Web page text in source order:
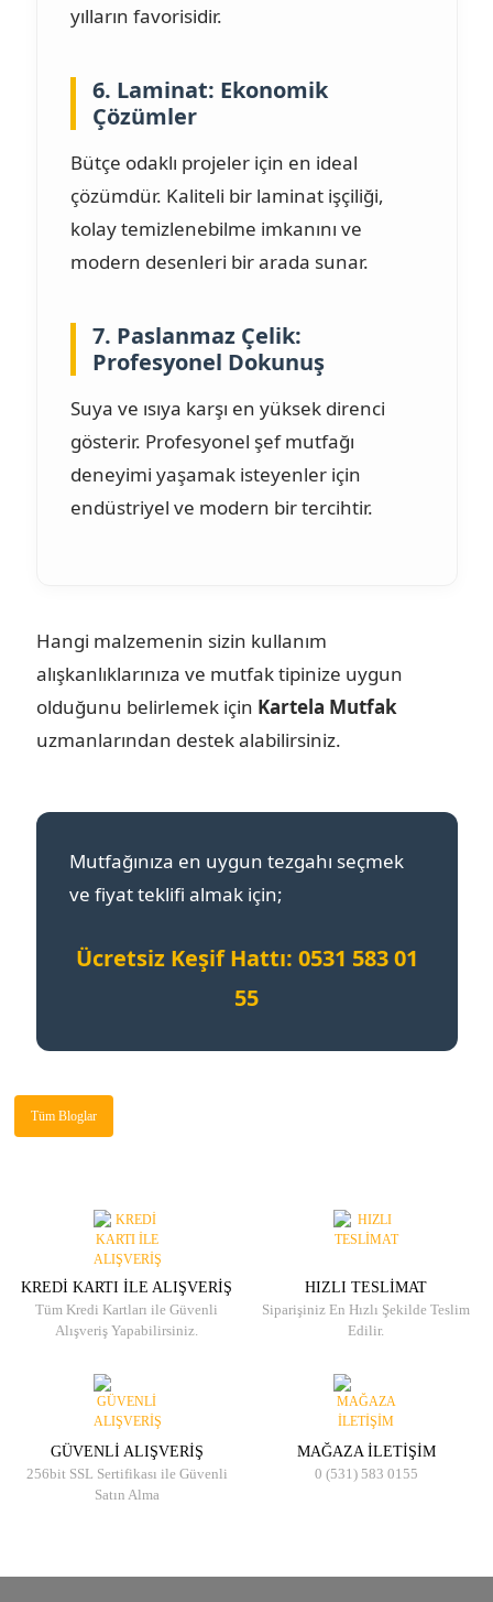
yılların favorisidir.
6. Laminat: Ekonomik
Çözümler
Bütçe odaklı projeler için en ideal
çözümdür. Kaliteli bir laminat işçiliği,
kolay temizlenebilme imkanını ve
modern desenleri bir arada sunar.
7. Paslanmaz Çelik:
Profesyonel Dokunuş
Suya ve ısıya karşı en yüksek direnci
gösterir. Profesyonel şef mutfağı
deneyimi yaşamak isteyenler için
endüstriyel ve modern bir tercihtir.
Hangi malzemenin sizin kullanım
alışkanlıklarınıza ve mutfak tipinize uygun
olduğunu belirlemek için Kartela Mutfak
uzmanlarından destek alabilirsiniz.
Mutfağınıza en uygun tezgahı seçmek
ve fiyat teklifi almak için;
Ücretsiz Keşif Hattı: 0531 583 01
55
Tüm Bloglar
KREDİ KARTI İLE ALIŞVERİŞ
Tüm Kredi Kartları ile Güvenli
Alışveriş Yapabilirsiniz.
HIZLI TESLİMAT
Siparişiniz En Hızlı Şekilde Teslim
Edilir.
GÜVENLİ ALIŞVERİŞ
256bit SSL Sertifikası ile Güvenli
Satın Alma
MAĞAZA İLETİŞİM
0 (531) 583 0155